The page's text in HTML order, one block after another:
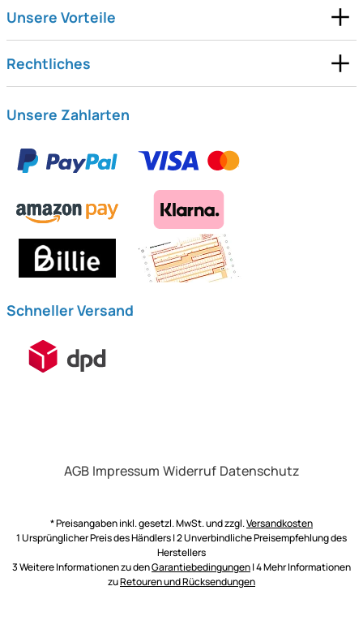
Unsere Vorteile
Rechtliches
Unsere Zahlarten
Schneller Versand
AGB Impressum Widerruf Datenschutz
* Preisangaben inkl. gesetzl. MwSt. und zzgl.Versandkosten
1 Ursprünglicher Preis des Händlers | 2 Unverbindliche Preisempfehlung des
Herstellers
3 Weitere Informationen zu denGarantiebedingungen| 4 Mehr Informationen
zuRetouren und Rücksendungen